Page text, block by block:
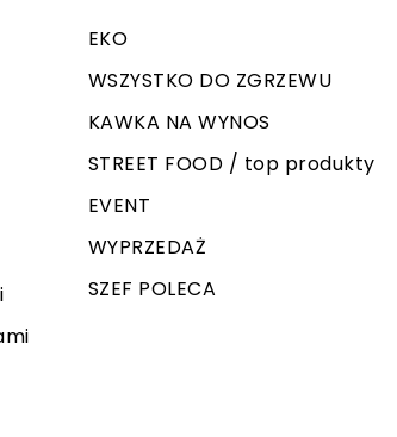
EKO
WSZYSTKO DO ZGRZEWU
KAWKA NA WYNOS
STREET FOOD / top produkty
EVENT
WYPRZEDAŻ
SZEF POLECA